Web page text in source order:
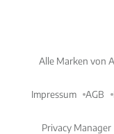
Alle Marken von
Impressum AGB
Privacy Manager